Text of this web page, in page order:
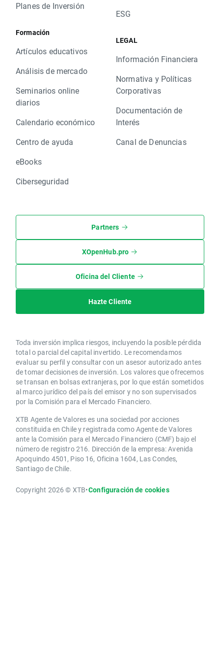
Planes de Inversión
Formación
Artículos educativos
Análisis de mercado
Seminarios online
diarios
Calendario económico
Centro de ayuda
eBooks
Ciberseguridad
ESG
LEGAL
Información Financiera
Normativa y Políticas
Corporativas
Documentación de
Interés
Canal de Denuncias
Partners
XOpenHub.pro
Oficina del Cliente
Hazte Cliente
Toda inversión implica riesgos, incluyendo la posible pérdida
total o parcial del capital invertido. Le recomendamos
evaluar su perfil y consultar con un asesor autorizado antes
de tomar decisiones de inversión. Los valores que ofrecemos
se transan en bolsas extranjeras, por lo que están sometidos
al marco jurídico del país del emisor y no son supervisados
por la Comisión para el Mercado Financiero.
XTB Agente de Valores es una sociedad por acciones
constituida en Chile y registrada como Agente de Valores
ante la Comisión para el Mercado Financiero (CMF) bajo el
número de registro 216. Dirección de la empresa: Avenida
Apoquindo 4501, Piso 16, Oficina 1604, Las Condes,
Santiago de Chile.
Copyright 2026 © XTB•Configuración de cookies